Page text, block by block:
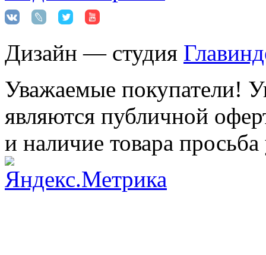
Дизайн — студия
Уважаемые покупатели!
являются публичной
и наличие товара